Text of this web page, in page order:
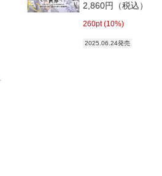
2,860円（税込）
260pt (10%)
2025.06.24発売